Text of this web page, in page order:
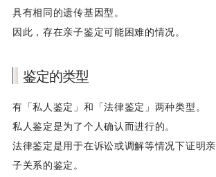
具有相同的遗传基因型。
因此，存在亲子鉴定可能困难的情况。
鉴定的类型
有「私人鉴定」和「法律鉴定」两种类型。
私人鉴定是为了个人确认而进行的。
法律鉴定是用于在诉讼或调解等情况下证明亲
子关系的鉴定。